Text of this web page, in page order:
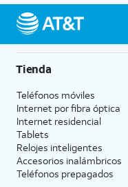
Tienda
Teléfonos móviles
Internet por fibra óptica
Internet residencial
Tablets
Relojes inteligentes
Accesorios inalámbricos
Teléfonos prepagados